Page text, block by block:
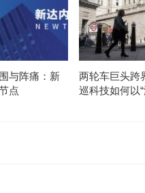
与阵痛：新
点
两轮车巨头跨
巡科技如何以